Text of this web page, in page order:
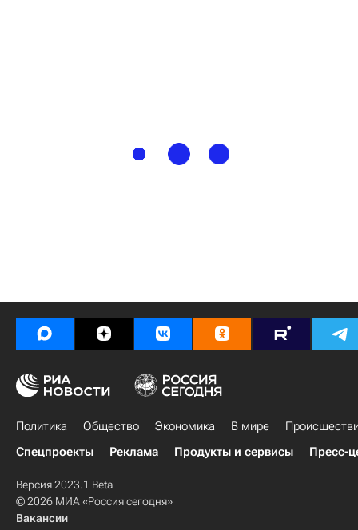
Политика Общество Экономика В мире
Спецпроекты
Реклама Продукты и сервисы Пресс-
Версия 2023.1 Beta
© 2026 МИА «Россия сегодня»
Вакансии